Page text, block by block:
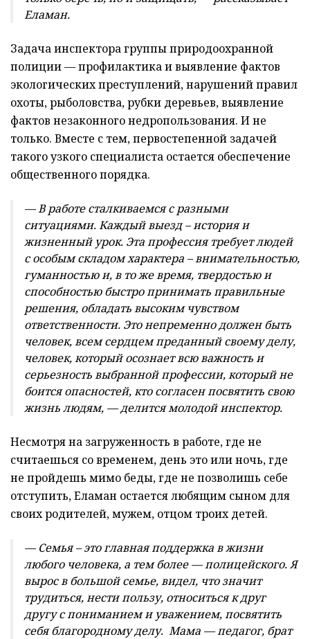
Еламан.
Задача инспектора группы природоохранной
полиции — профилактика и выявление фактов
экологических преступлений, нарушений правил
охоты, рыболовства, рубки деревьев, выявление
фактов незаконного недропользования. И не
только. Вместе с тем, первостепенной задачей
такого узкого специалиста остается обеспечение
общественного порядка.
— В работе сталкиваемся с разными
ситуациями. Каждый выезд – история и
жизненный урок. Эта профессия требует людей
с особым складом характера – внимательностью,
гуманностью и, в то же время, твердостью и
способностью быстро принимать правильные
решения, обладать высоким чувством
ответственности. Это непременно должен быть
человек, всем сердцем преданный своему делу,
человек, который осознает всю важность и
серьезность выбранной профессии, который не
боится опасностей, кто согласен посвятить свою
жизнь людям, — делится молодой инспектор.
Несмотря на загруженность в работе, где не
считаешься со временем, день это или ночь, где
не пройдешь мимо беды, где не позволишь себе
отступить, Еламан остается любящим сыном для
своих родителей, мужем, отцом троих детей.
— Семья – это главная поддержка в жизни
любого человека, а тем более — полицейского. Я
вырос в большой семье, видел, что значит
трудиться, нести пользу, относиться к друг
другу с пониманием и уважением, посвятить
себя благородному делу. Мама — педагог, брат